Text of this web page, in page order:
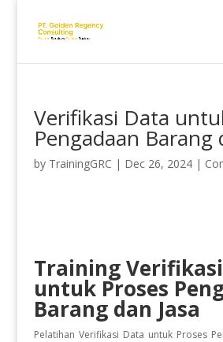
Verifikasi Data
Pengadaan Barang
by TrainingGRC | Dec 26, 2024|
Training
untuk Proses
Barang dan Jasa
Pelatihan Verifikasi Data untuk Proses